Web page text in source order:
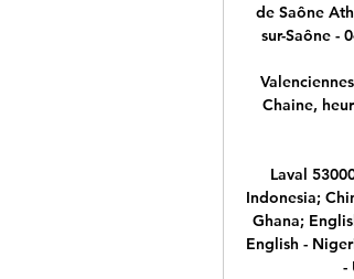
de Saône
sur-Saône -
Chaine,
Laval
Indonesia;
Ghana;
English -
-